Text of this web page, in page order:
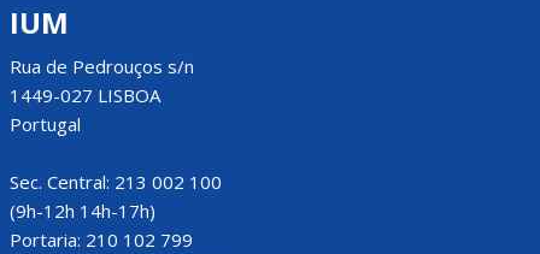
IUM
Rua de Pedrouços s/n
1449-027 LISBOA
Portugal
Sec. Central: 213 002 100
(9h-12h 14h-17h)
Portaria: 210 102 799